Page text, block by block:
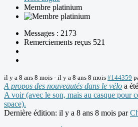
Membre platinium
Messages : 2173
Remerciements reçus 521
il y a 8 ans 8 mois - il y a 8 ans 8 mois #144359
A propos des nouveautés dans le vélo a
A voir (avec le son, mais au casque pour
space).
Dernière édition: il y a 8 ans 8 mois par